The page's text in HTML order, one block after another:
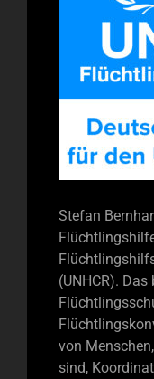
Stefan
(UNHCR).
von
sind,